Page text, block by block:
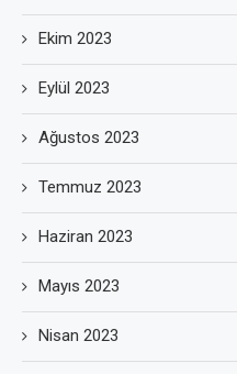
Ekim 2023
Eylül 2023
Ağustos 2023
Temmuz 2023
Haziran 2023
Mayıs 2023
Nisan 2023